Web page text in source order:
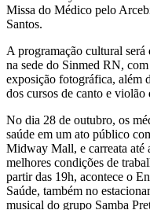
Missa do Médico pelo
Santos.
A programação cultural
na sede do Sinmed RN,
exposição fotográfica, além
dos cursos de canto e violão
No dia 28 de outubro, os
saúde em um ato público
Midway Mall, e carreata até
melhores condições de
partir das 19h, acontece o
Saúde, também no
musical do grupo Samba